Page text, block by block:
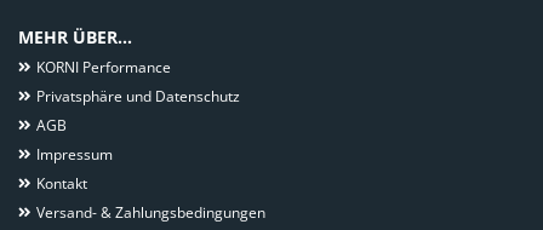
MEHR ÜBER...
KORNI Performance
Privatsphäre und Datenschutz
AGB
Impressum
Kontakt
Versand- & Zahlungsbedingungen